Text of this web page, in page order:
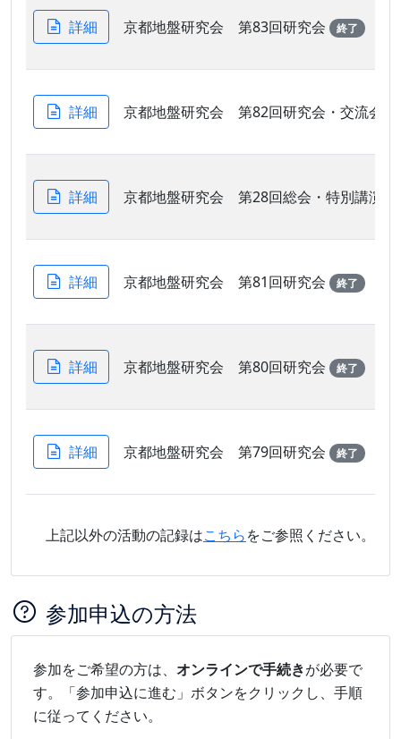
詳細 京都地盤研究会 第83回研究会 終了
詳細 京都地盤研究会 第82回研究会・交流会
詳細 京都地盤研究会 第28回総会・特別講演会
詳細 京都地盤研究会 第81回研究会 終了
詳細 京都地盤研究会 第80回研究会 終了
詳細 京都地盤研究会 第79回研究会 終了
上記以外の活動の記録はこちらをご参照ください。
参加申込の方法
参加をご希望の方は、 オンラインで手続きが必要で
す。「参加申込に進む」ボタンをクリックし、手順
に従ってください。